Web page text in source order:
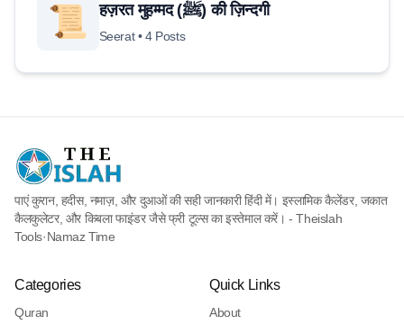
📜 हज़रत मुहम्मद (ﷺ) की ज़िन्दगी
Seerat • 4 Posts
पाएं कुरान, हदीस, नमाज़, और दुआओं की सही जानकारी हिंदी में। इस्लामिक कैलेंडर, जकात
कैलकुलेटर, और किबला फाइंडर जैसे फ्री टूल्स का इस्तेमाल करें। - Theislah
Tools·Namaz Time
Categories
Quran
Quick Links
About